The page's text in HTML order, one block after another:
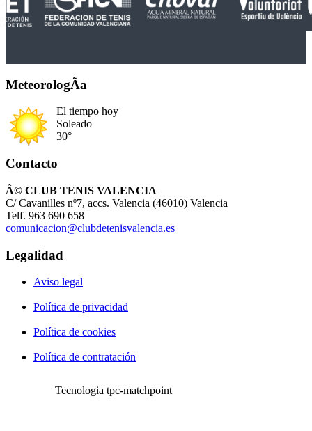
MeteorologÃ­a
El tiempo hoy
Soleado
30°
Contacto
Â© CLUB TENIS VALENCIA
C/ Cavanilles nº7, accs. Valencia (46010) Valencia
Telf. 963 690 658
comunicacion@clubdetenisvalencia.es
Legalidad
Aviso legal
Política de privacidad
Política de cookies
Política de contratación
Tecnologia tpc-matchpoint